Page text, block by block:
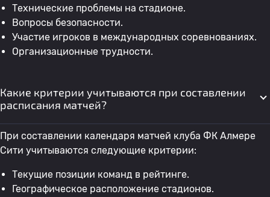
Технические проблемы на стадионе.
Вопросы безопасности.
Участие игроков в международных соревнованиях.
Организационные трудности.
Какие критерии учитываются при составлении
расписания матчей?
При составлении календаря матчей клуба ФК Алмере
Сити учитываются следующие критерии:
Текущие позиции команд в рейтинге.
Географическое расположение стадионов.